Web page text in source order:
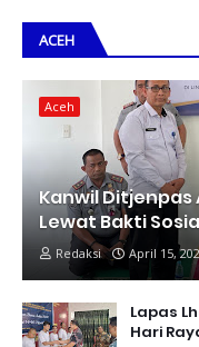
ACEH
Aceh
Kanwil Ditjenpas
Lewat Bakti
Redaksi April 15,
Lapas
Hari